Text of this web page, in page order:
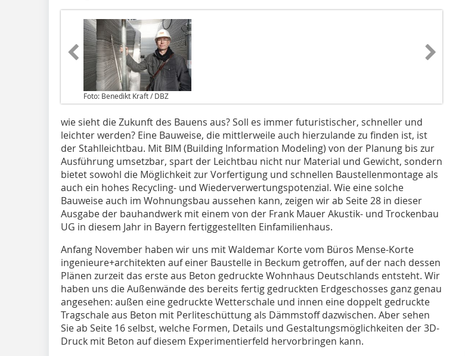
Foto: Benedikt Kraft / DBZ
wie sieht die Zukunft des Bauens aus? Soll es immer futuristischer, schneller und
leichter werden? Eine Bauweise, die mittlerweile auch hierzulande zu finden ist, ist
der Stahlleichtbau. Mit BIM (Building Information Modeling) von der Planung bis zur
Ausführung umsetzbar, spart der Leichtbau nicht nur Material und Gewicht, sondern
bietet sowohl die Möglichkeit zur Vorfertigung und schnellen Baustellenmontage als
auch ein hohes Recycling- und Wiederverwertungspotenzial. Wie eine solche
Bauweise auch im Wohnungsbau aussehen kann, zeigen wir ab Seite 28 in dieser
Ausgabe der bauhandwerk mit einem von der Frank Mauer Akustik- und Trockenbau
UG in diesem Jahr in Bayern fertiggestellten Einfamilienhaus.
Anfang November haben wir uns mit Waldemar Korte vom Büros Mense-Korte
ingenieure+architekten auf einer Baustelle in Beckum getroffen, auf der nach dessen
Plänen zurzeit das erste aus Beton gedruckte Wohnhaus Deutschlands entsteht. Wir
haben uns die Außenwände des bereits fertig gedruckten Erdgeschosses ganz genau
angesehen: außen eine gedruckte Wetterschale und innen eine doppelt gedruckte
Tragschale aus Beton mit Perliteschüttung als Dämmstoff dazwischen. Aber sehen
Sie ab Seite 16 selbst, welche Formen, Details und Gestaltungsmöglichkeiten der 3D-
Druck mit Beton auf diesem Experimentierfeld hervorbringen kann.